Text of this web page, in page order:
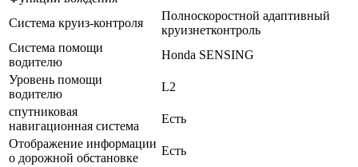
Система круиз-контроля
Полноскоростной адаптивный
круизнетконтроль
Система помощи
водителю
Honda SENSING
Уровень помощи
водителю
L2
спутниковая
навигационная система
Есть
Отображение информации
о дорожной обстановке
Есть